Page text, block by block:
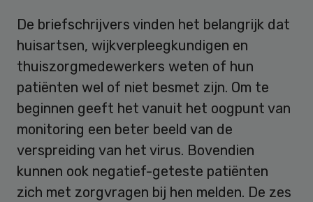
De briefschrijvers vinden het belangrijk dat
huisartsen, wijkverpleegkundigen en
thuiszorgmedewerkers weten of hun
patiënten wel of niet besmet zijn. Om te
beginnen geeft het vanuit het oogpunt van
monitoring een beter beeld van de
verspreiding van het virus. Bovendien
kunnen ook negatief-geteste patiënten
zich met zorgvragen bij hen melden. De zes